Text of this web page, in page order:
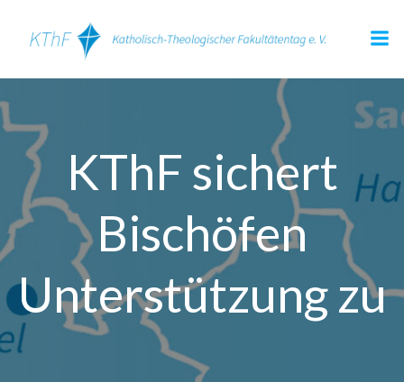
Inhalt
springen
KThF sichert
Bischöfen
Unterstützung zu